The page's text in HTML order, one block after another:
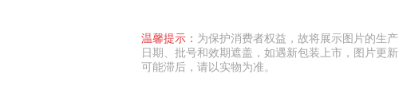
温馨提示： 为保护消费者权益，故将展示图片的生产
日期、批号和效期遮盖，如遇新包装上市，图片更新
可能滞后，请以实物为准。